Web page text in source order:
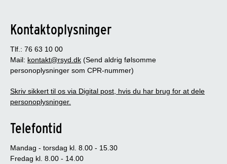
Kontaktoplysninger
Tlf.: 76 63 10 00
Mail: kontakt@rsyd.dk (Send aldrig følsomme
personoplysninger som CPR-nummer)
Skriv sikkert til os via Digital post, hvis du har brug for at dele
personoplysninger.
Telefontid
Mandag - torsdag kl. 8.00 - 15.30
Fredag kl. 8.00 - 14.00